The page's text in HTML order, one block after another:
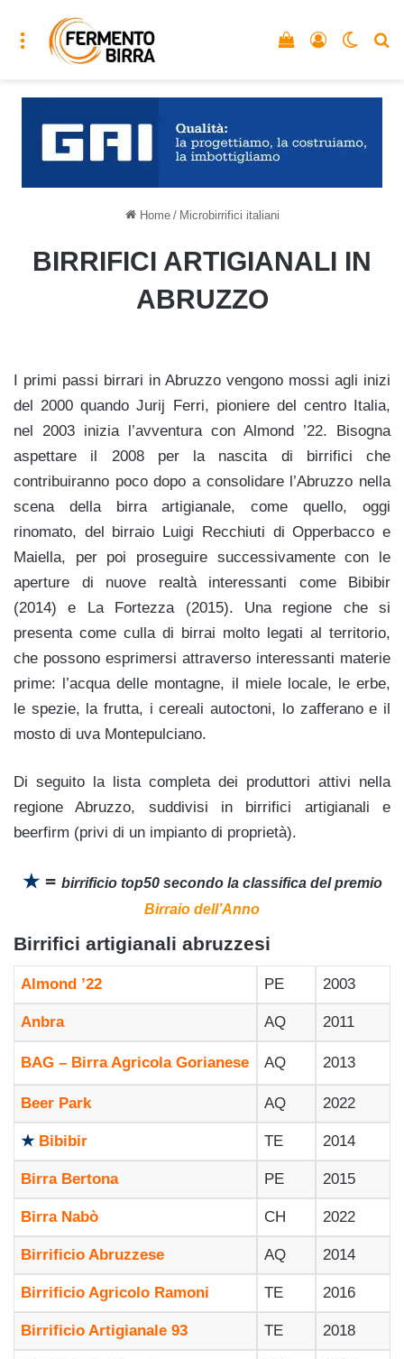
Menu Accedi
Vedi il carrello
Home / Microbirrifici italiani
BIRRIFICI ARTIGIANALI IN
ABRUZZO
I primi passi birrari in Abruzzo vengono mossi agli inizi
del 2000 quando Jurij Ferri, pioniere del centro Italia,
nel 2003 inizia l’avventura con Almond ’22. Bisogna
aspettare il 2008 per la nascita di birrifici che
contribuiranno poco dopo a consolidare l’Abruzzo nella
scena della birra artigianale, come quello, oggi
rinomato, del birraio Luigi Recchiuti di Opperbacco e
Maiella, per poi proseguire successivamente con le
aperture di nuove realtà interessanti come Bibibir
(2014) e La Fortezza (2015). Una regione che si
presenta come culla di birrai molto legati al territorio,
che possono esprimersi attraverso interessanti materie
prime: l’acqua delle montagne, il miele locale, le erbe,
le spezie, la frutta, i cereali autoctoni, lo zafferano e il
mosto di uva Montepulciano.
Di seguito la lista completa dei produttori attivi nella
regione Abruzzo, suddivisi in birrifici artigianali e
beerfirm (privi di un impianto di proprietà).
★= birrificio top50 secondo la classifica del premio
Birraio dell’Anno
Birrifici artigianali abruzzesi
Almond ’22 PE 2003
Anbra AQ 2011
BAG – Birra Agricola Gorianese AQ 2013
Beer Park AQ 2022
★Bibibir TE 2014
Birra Bertona PE 2015
Birra Nabò CH 2022
Birrificio Abruzzese AQ 2014
Birrificio Agricolo Ramoni TE 2016
Birrificio Artigianale 93 TE 2018